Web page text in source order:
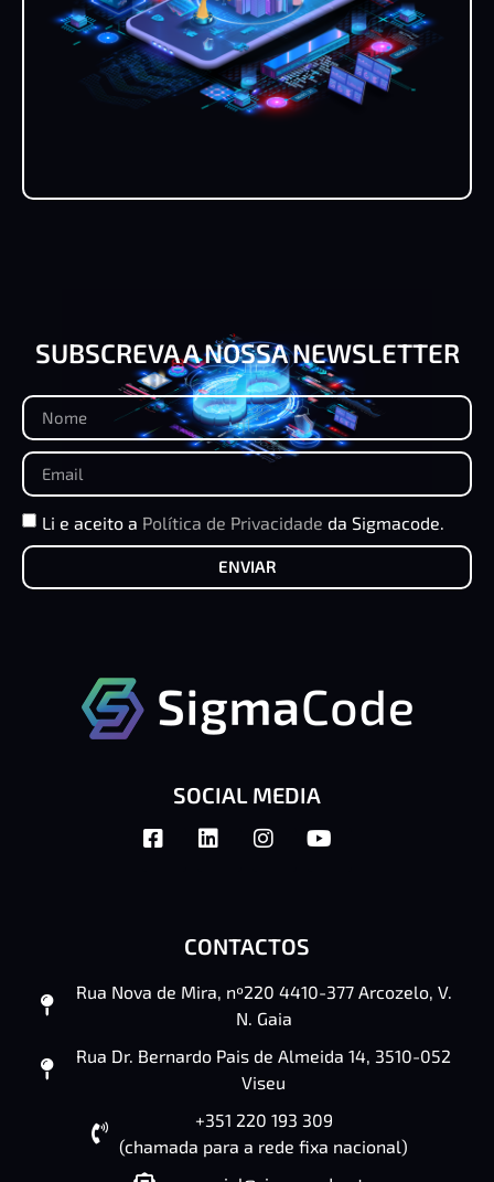
SUBSCREVA A NOSSA NEWSLETTER
Li e aceito a Política de Privacidade da Sigmacode.
ENVIAR
SOCIAL MEDIA
CONTACTOS
Rua Nova de Mira, nº220 4410-377 Arcozelo, V.
N. Gaia
Rua Dr. Bernardo Pais de Almeida 14, 3510-052
Viseu
+351 220 193 309
(chamada para a rede fixa nacional)